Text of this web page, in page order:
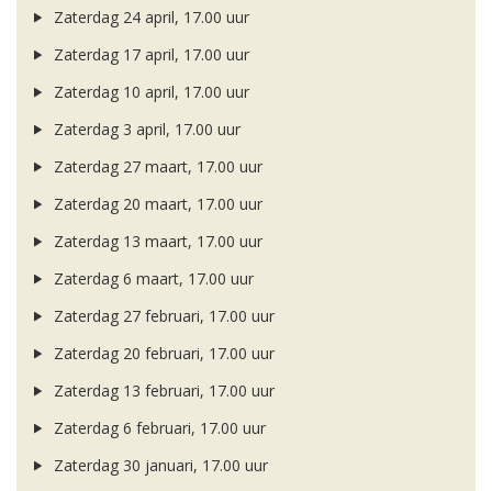
Zaterdag 24 april, 17.00 uur
Zaterdag 17 april, 17.00 uur
Zaterdag 10 april, 17.00 uur
Zaterdag 3 april, 17.00 uur
Zaterdag 27 maart, 17.00 uur
Zaterdag 20 maart, 17.00 uur
Zaterdag 13 maart, 17.00 uur
Zaterdag 6 maart, 17.00 uur
Zaterdag 27 februari, 17.00 uur
Zaterdag 20 februari, 17.00 uur
Zaterdag 13 februari, 17.00 uur
Zaterdag 6 februari, 17.00 uur
Zaterdag 30 januari, 17.00 uur